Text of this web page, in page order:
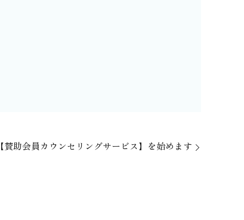
【賛助会員カウンセリングサービス】を始めます